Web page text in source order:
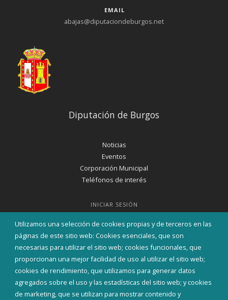
Utilizamos una selección de cookies propias y de terceros en las
páginas de este sitio web: Cookies esenciales, que son
necesarias para utilizar el sitio web; cookies funcionales, que
proporcionan una mejor facilidad de uso al utilizar el sitio web;
cookies de rendimiento, que utilizamos para generar datos
agregados sobre el uso y las estadísticas del sitio web; y cookies
de marketing, que se utilizan para mostrar contenido y
EMAIL
abajas@diputaciondeburgos.net
Diputación de Burgos
Noticias
Eventos
Corporación Municipal
Teléfonos de interés
INICIAR SESIÓN